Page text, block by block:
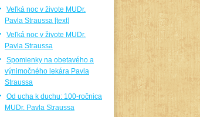
Veľká noc v živote MUDr.
Pavla Straussa [text]
Veľká noc v živote MUDr.
Pavla Straussa
Spomienky na obetavého a
výnimočného lekára Pavla
Straussa
Od ucha k duchu: 100-ročnica
MUDr. Pavla Straussa